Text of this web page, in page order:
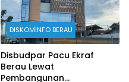
DISKOMINFO BERAU
Disbudpar Pacu Ekraf
Berau Lewat
Pembangunan